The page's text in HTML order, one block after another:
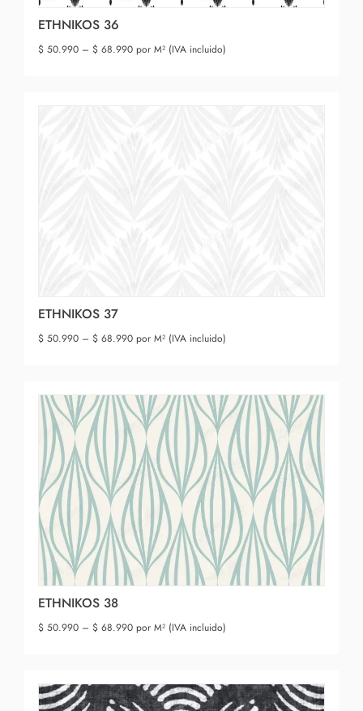
ETHNIKOS 36
$50.990 – $68.990por M² (IVA incluido)
ETHNIKOS 37
$50.990 – $68.990por M² (IVA incluido)
ETHNIKOS 38
$50.990 – $68.990por M² (IVA incluido)